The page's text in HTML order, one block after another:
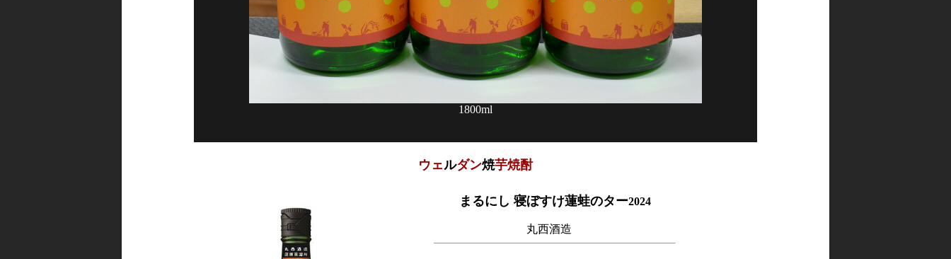
1800ml
ウェルダン焼芋焼酎
まるにし 寝ぼすけ蓮蛙のター2024
丸西酒造